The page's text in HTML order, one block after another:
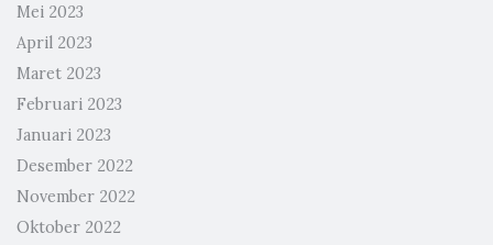
Mei 2023
April 2023
Maret 2023
Februari 2023
Januari 2023
Desember 2022
November 2022
Oktober 2022